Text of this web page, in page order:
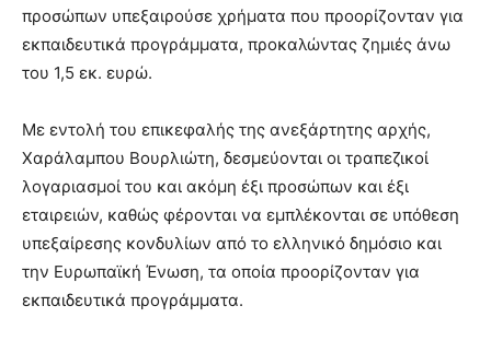
προσώπων υπεξαιρούσε χρήματα που προορίζονταν για
εκπαιδευτικά προγράμματα, προκαλώντας ζημιές άνω
του 1,5 εκ. ευρώ.
Με εντολή του επικεφαλής της ανεξάρτητης αρχής,
Χαράλαμπου Βουρλιώτη, δεσμεύονται οι τραπεζικοί
λογαριασμοί του και ακόμη έξι προσώπων και έξι
εταιρειών, καθώς φέρονται να εμπλέκονται σε υπόθεση
υπεξαίρεσης κονδυλίων από το ελληνικό δημόσιο και
την Ευρωπαϊκή Ένωση, τα οποία προορίζονταν για
εκπαιδευτικά προγράμματα.